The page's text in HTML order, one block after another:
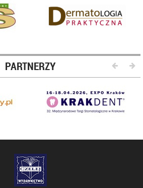
PARTNERZY